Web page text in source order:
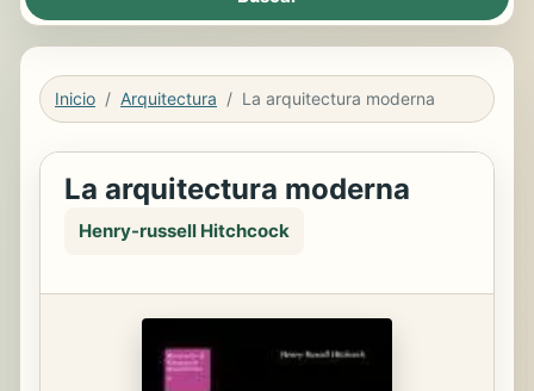
Inicio Arquitectura La arquitectura moderna
La arquitectura moderna
Henry-russell Hitchcock